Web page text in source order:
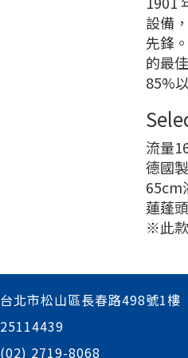
設備
先鋒
的最
85%
流量
德國
65cm
蓮蓬
※此
台北市松山區長春路498號1樓
25114439
(02) 2719-8068